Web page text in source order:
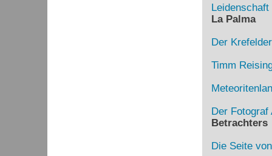
La Palma
Der
Timm
Der Fotograf
Betrachters
Die Seite